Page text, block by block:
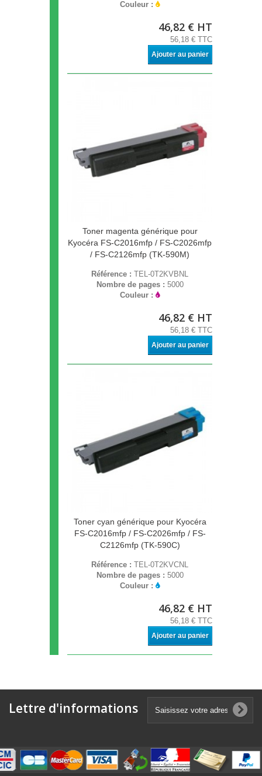
Couleur :
46,82 € HT
56,18 € TTC
Ajouter au panier
Toner magenta générique pour
Kyocéra FS-C2016mfp / FS-C2026mfp
/ FS-C2126mfp (TK-590M)
Référence : TEL-0T2KVBNL
Nombre de pages : 5000
Couleur :
46,82 € HT
56,18 € TTC
Ajouter au panier
Toner cyan générique pour Kyocéra
FS-C2016mfp / FS-C2026mfp / FS-
C2126mfp (TK-590C)
Référence : TEL-0T2KVCNL
Nombre de pages : 5000
Couleur :
46,82 € HT
56,18 € TTC
Ajouter au panier
Lettre d'informations